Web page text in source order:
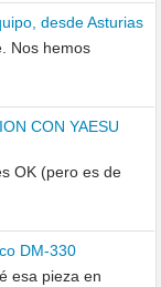
desde Asturias
Nos hemos
CON YAESU
OK (pero es de
DM-330
esa pieza en